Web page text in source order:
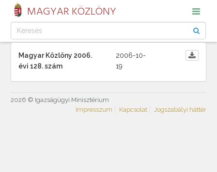
MAGYAR KÖZLÖNY
Magyar Közlöny 2006.
évi 128. szám
2006-10-
19
2026 © Igazságügyi Minisztérium
Impresszum
Kapcsolat Jogszabályi háttér